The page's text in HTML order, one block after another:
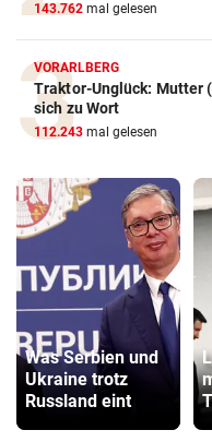
143.762 mal gelesen
VORARLBERG
Traktor-Unglück: Mutter
sich zu Wort
112.243 mal gelesen
Was Serbien und
Ukraine trotz
Russland eint